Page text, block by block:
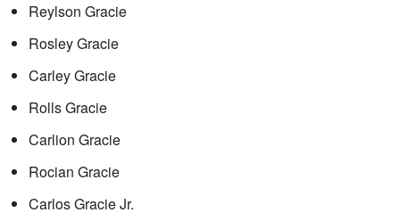
Reylson Gracie
Rosley Gracie
Carley Gracie
Rolls Gracie
Carlion Gracie
Rocian Gracie
Carlos Gracie Jr.